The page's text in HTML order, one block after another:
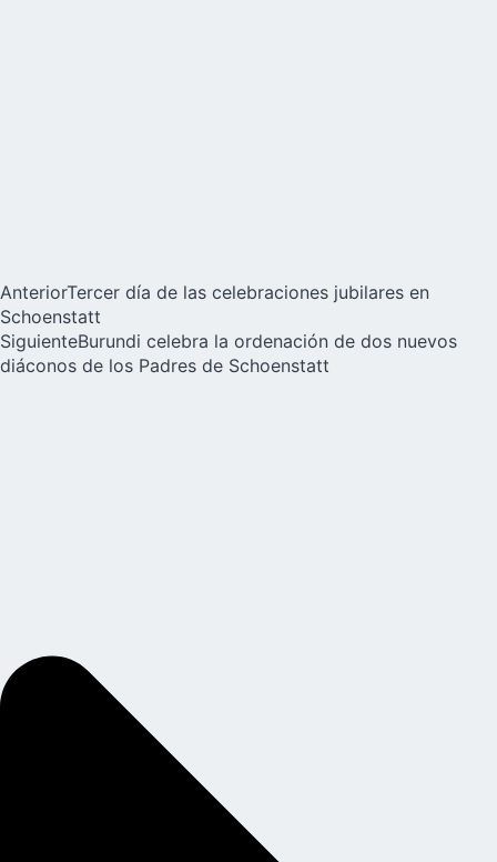
AnteriorTercer día de las celebraciones jubilares en
Schoenstatt
SiguienteBurundi celebra la ordenación de dos nuevos
diáconos de los Padres de Schoenstatt